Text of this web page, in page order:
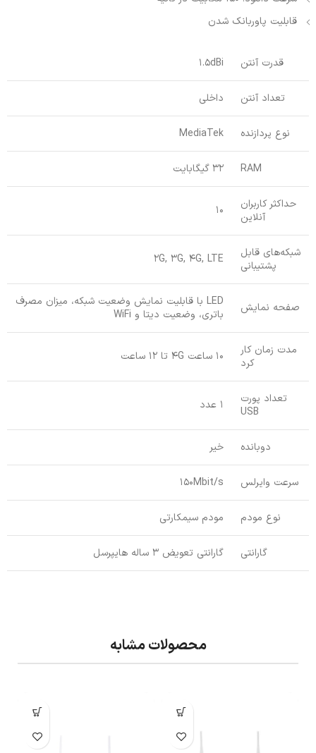
قابلیت پاوربانک شدن
قدرت آنتن 1.5dBi
تعداد آنتن داخلی
نوع پردازنده MediaTek
RAM 32 گیگابایت
حداکثر کاربران
آنلاین
10
شبکه‌های قابل
پشتیبانی
2G, 3G, 4G, LTE
صفحه نمایش
LED با قابلیت نمایش وضعیت شبکه، میزان مصرف
باتری، وضعیت دیتا و WiFi
مدت زمان کار
کرد
10 ساعت 4G تا 12 ساعت
تعداد پورت
USB
1 عدد
دوبانده خیر
سرعت وایرلس 150Mbit/s
نوع مودم مودم سیمکارتی
گارانتی گارانتی تعویض 3 ساله هایپرسل
محصولات مشابه